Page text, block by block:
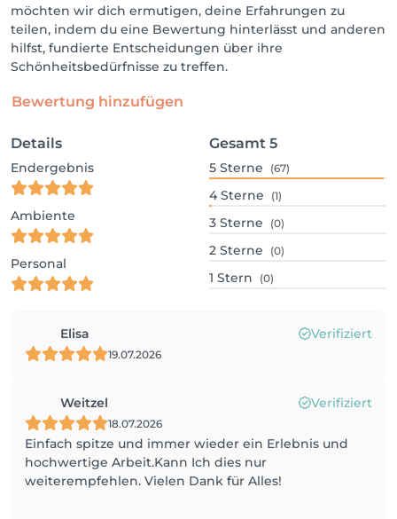
möchten wir dich ermutigen, deine Erfahrungen zu
teilen, indem du eine Bewertung hinterlässt und anderen
hilfst, fundierte Entscheidungen über ihre
Schönheitsbedürfnisse zu treffen.
Bewertung hinzufügen
Details
Endergebnis
Ambiente
Personal
Gesamt 5
5 Sterne (67)
4 Sterne (1)
3 Sterne (0)
2 Sterne (0)
1 Stern (0)
Elisa Verifiziert
19.07.2026
Weitzel Verifiziert
18.07.2026
Einfach spitze und immer wieder ein Erlebnis und
hochwertige Arbeit.Kann Ich dies nur
weiterempfehlen. Vielen Dank für Alles!